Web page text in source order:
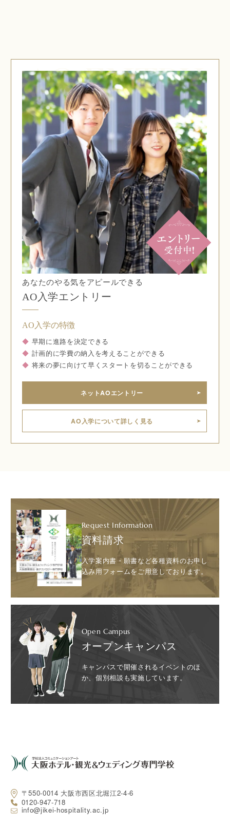
あなたのやる気をアピールできる
AO入学エントリー
AO入学の特徴
◆ 早期に進路を決定できる
◆ 計画的に学費の納入を考えることができる
◆ 将来の夢に向けて早くスタートを切ることができる
ネットAOエントリー
AO入学について詳しく見る
Request Information
資料請求
入学案内書・願書など各種資料のお申し
込み用フォームをご用意しております。
Open Campus
オープンキャンパス
キャンパスで開催されるイベントのほ
か、個別相談も実施しています。
〒550-0014 大阪市西区北堀江2-4-6
0120-947-718
info@jikei-hospitality.ac.jp